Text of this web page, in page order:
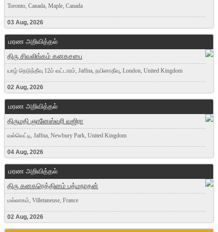
Toronto, Canada, Maple, Canada
03 Aug, 2026
மரண அறிவித்தல்
திரு சிவலிங்கம் கனகசபை
யாழ் நெடுந்தீவு 12ம் வட்டாரம், Jaffna, நயினாதீவு, London, United Kingdom
02 Aug, 2026
மரண அறிவித்தல்
திருமதி ஞானேஸ்வரி வஜிரா
வல்வெட்டி, Jaffna, Newbury Park, United Kingdom
04 Aug, 2026
மரண அறிவித்தல்
திரு கனகரெத்தினம் பத்மநாதன்
மல்லாகம், Villetaneuse, France
02 Aug, 2026